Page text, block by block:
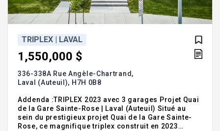
TRIPLEX | LAVAL
1,550,000 $
336-338A Rue Angèle-Chartrand,
Laval (Auteuil), H7H 0B8
Addenda :TRIPLEX 2023 avec 3 garages Projet Quai
de la Gare Sainte-Rose | Laval (Auteuil) Situé au
sein du prestigieux projet Quai de la Gare Sainte-
Rose, ce magnifique triplex construit en 2023